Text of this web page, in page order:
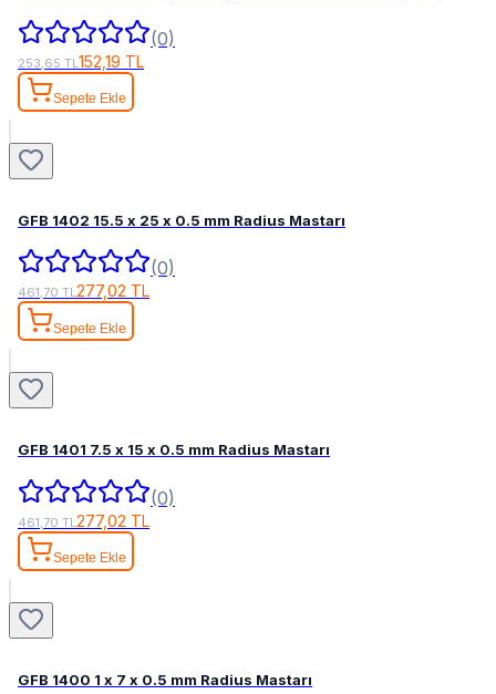
(0)
253,65 TL 152,19 TL
Sepete Ekle
GFB 1402 15.5 x 25 x 0.5 mm Radius Mastarı
(0)
461,70 TL277,02 TL
Sepete Ekle
GFB 1401 7.5 x 15 x 0.5 mm Radius Mastarı
(0)
461,70 TL 277,02 TL
Sepete Ekle
GFB 1400 1 x 7 x 0.5 mm Radius Mastarı